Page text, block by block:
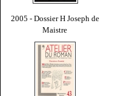
2005 - Dossier H Joseph de
Maistre